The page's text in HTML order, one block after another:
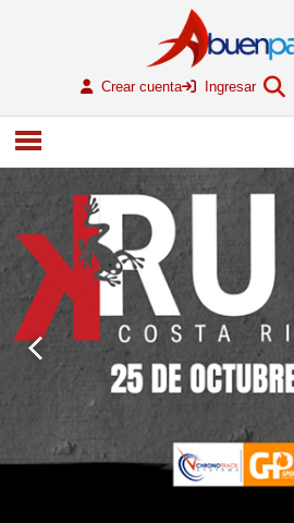
Crear cuenta Ingresar